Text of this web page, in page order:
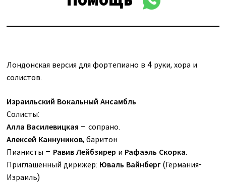
Лондонская версия для фортепиано в 4 руки, хора и
солистов.
Израильский Вокальный Ансамбль
Солисты:
Алла Василевицкая – сопрано.
Алексей Каннуников, баритон
Пианисты – Равив Лейбзирер и Рафаэль Скорка.
Приглашенный дирижер: Юваль Вайнберг(Германия-
Израиль)